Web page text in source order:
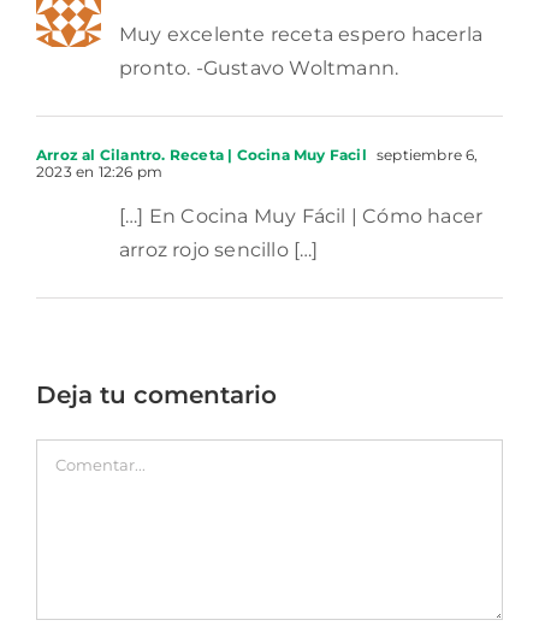
Muy excelente receta espero hacerla
pronto. -Gustavo Woltmann.
Arroz al Cilantro. Receta | Cocina Muy Facil septiembre 6,
2023 en 12:26 pm
[…] En Cocina Muy Fácil | Cómo hacer
arroz rojo sencillo […]
Deja tu comentario